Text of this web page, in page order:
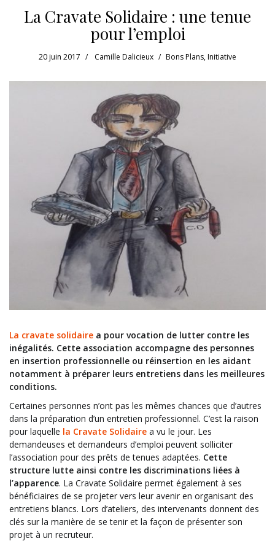
La Cravate Solidaire : une tenue
pour l’emploi
20 juin 2017 Camille Dalicieux Bons Plans,Initiative
La cravate solidaire a pour vocation de lutter contre les
inégalités. Cette association accompagne des personnes
en insertion professionnelle ou réinsertion en les aidant
notamment à préparer leurs entretiens dans les meilleures
conditions.
Certaines personnes n’ont pas les mêmes chances que d’autres
dans la préparation d’un entretien professionnel. C’est la raison
pour laquelle la Cravate Solidaire a vu le jour. Les
demandeuses et demandeurs d’emploi peuvent solliciter
l’association pour des prêts de tenues adaptées. Cette
structure lutte ainsi contre les discriminations liées à
l’apparence. La Cravate Solidaire permet également à ses
bénéficiaires de se projeter vers leur avenir en organisant des
entretiens blancs. Lors d’ateliers, des intervenants donnent des
clés sur la manière de se tenir et la façon de présenter son
projet à un recruteur.